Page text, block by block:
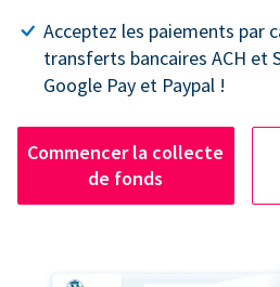
Acceptez les paiements par
transferts bancaires ACH et
Google Pay et Paypal !
Commencer la collecte
de fonds